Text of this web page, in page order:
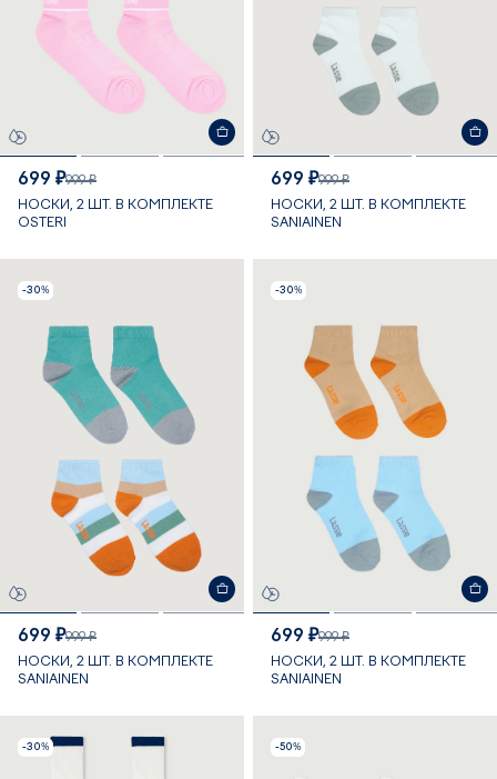
699 ₽999 ₽
НОСКИ, 2 ШТ. В КОМПЛЕКТЕ
OSTERI
699 ₽999 ₽
НОСКИ, 2 ШТ. В КОМПЛЕКТЕ
SANIAINEN
-30%
699 ₽999 ₽
НОСКИ, 2 ШТ. В КОМПЛЕКТЕ
SANIAINEN
-30%
699 ₽999 ₽
НОСКИ, 2 ШТ. В КОМПЛЕКТЕ
SANIAINEN
-30% -50%